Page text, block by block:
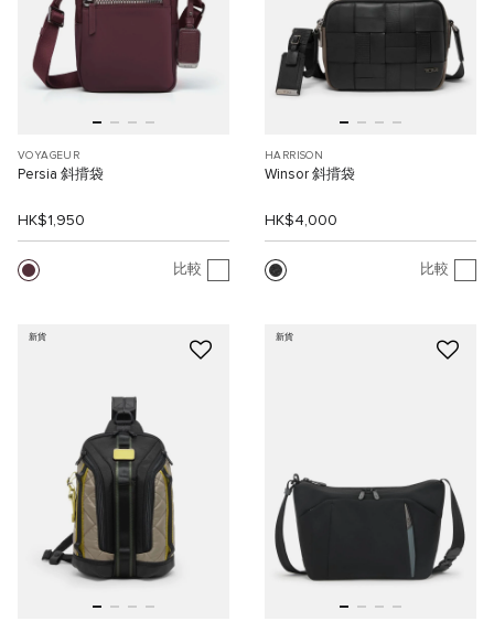
VOYAGEUR
Persia 斜揹袋
HK$1,950
比較
HARRISON
Winsor 斜揹袋
HK$4,000
比較
新貨 新貨